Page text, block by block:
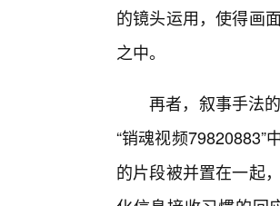
的镜头运用，使得画
之中。
再者，叙事手法
“销魂视频79820883”
的片段被并置在一起